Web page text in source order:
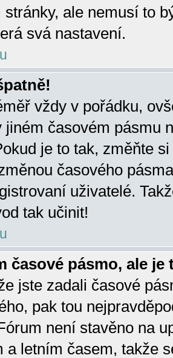
ale nemusí to
svá nastavení.
vždy v pořádku,
jiném časovém pásmu
je to tak, změňte
časového
uživatelé.
tak učinit!
časové pásmo, ale je
jste zadali časové
pak tou
není stavěno na
a letním časem, takže